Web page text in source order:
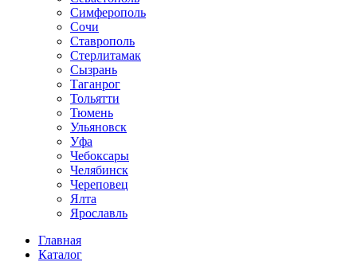
Симферополь
Сочи
Ставрополь
Стерлитамак
Сызрань
Таганрог
Тольятти
Тюмень
Ульяновск
Уфа
Чебоксары
Челябинск
Череповец
Ялта
Ярославль
Главная
Каталог